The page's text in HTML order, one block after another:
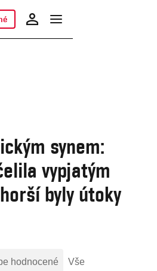
synem:
vypjatým
byly útoky
hodnocené Vše